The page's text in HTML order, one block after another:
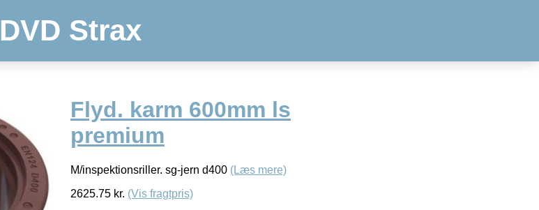
DVD Strax
Flyd. karm 600mm ls
premium
M/inspektionsriller. sg-jern d400 (Læs mere)
2625.75 kr. (Vis fragtpris)